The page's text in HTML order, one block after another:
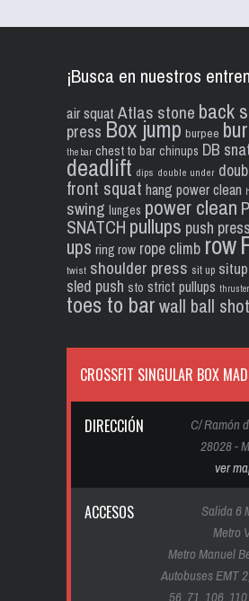
¡Busca en nuestros
air squat Atlas stone back
press Box jump burpee
the bar chest to bar chinups DB
deadlift dips double under
front squat hang power clean
swing lunges power clean
SNATCH pullups push press
ups ring row rope climb row
twist shoulder press sit up
sled push sto strict pullups thruster
toes to barwall ball shot
CROSSFIT SINGULAR BOX
DIRECCIÓN
C/ Ramón
28028 -
ver
ACCESOS
Salida 6
Metro
Metro Manuel
Autobuses EMT
56, 71, 106,